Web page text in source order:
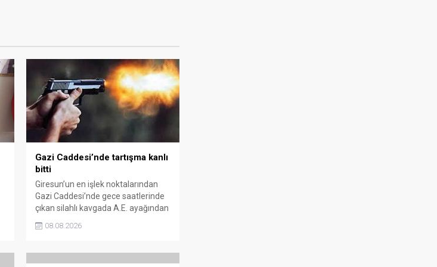
Gazi Caddesi’nde tartışma kanlı
bitti
Giresun’un en işlek noktalarından
Gazi Caddesi’nde gece saatlerinde
çıkan silahlı kavgada A.E. ayağından
süreli panik yaşanırken polis geniş
08.08.2026